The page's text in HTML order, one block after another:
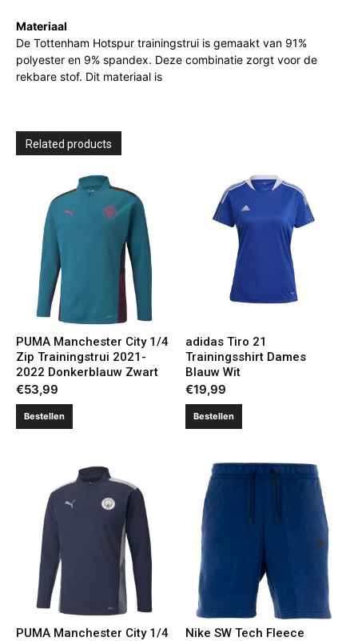
Materiaal
De Tottenham Hotspur trainingstrui is gemaakt van 91%
polyester en 9% spandex. Deze combinatie zorgt voor de
rekbare stof. Dit materiaal is
Related products
PUMA Manchester City 1/4
Zip Trainingstrui 2021-
2022 Donkerblauw Zwart
€53,99
Bestellen
adidas Tiro 21
Trainingsshirt Dames
Blauw Wit
€19,99
Bestellen
PUMA Manchester City 1/4
Nike SW Tech Fleece